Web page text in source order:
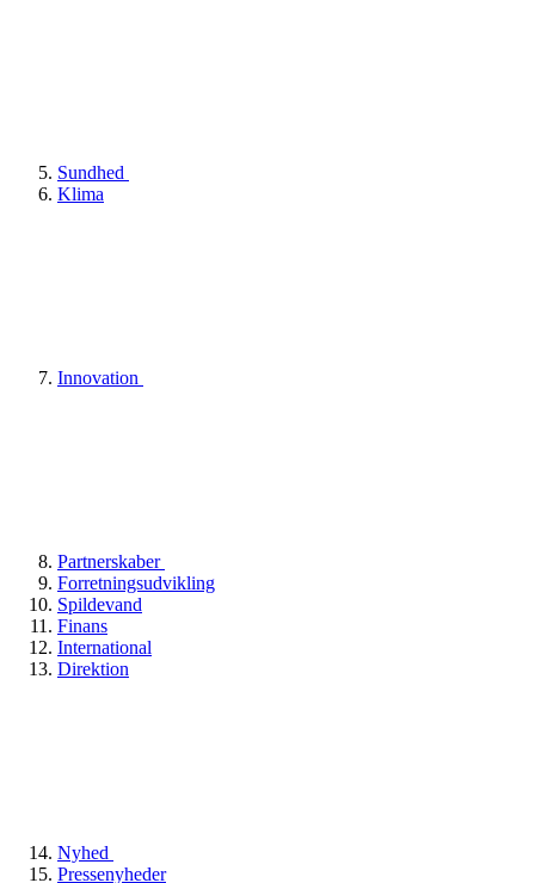
Sundhed
Klima
Innovation
Partnerskaber
Forretningsudvikling
Spildevand
Finans
International
Direktion
Nyhed
Pressenyheder